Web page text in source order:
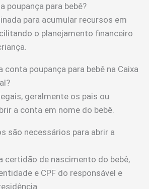
poupança para bebê?
para acumular recursos em
o planejamento financeiro
conta poupança para bebê na Caixa
geralmente os pais ou
a conta em nome do bebê.
são necessários para abrir a
certidão de nascimento do bebê,
e CPF do responsável e